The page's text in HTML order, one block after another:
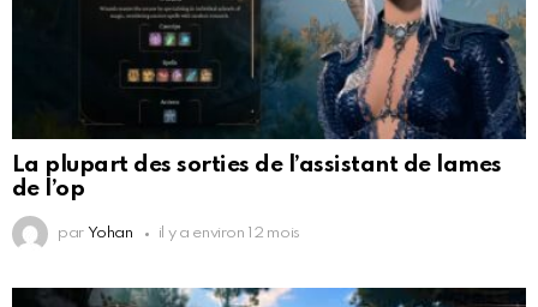
La plupart des sorties de l’assistant de lames
de l’op
par Yohan il y a environ 12 mois